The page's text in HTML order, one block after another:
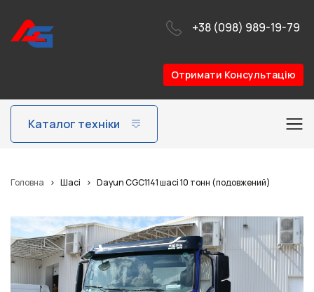
+38 (098) 989-19-79
Отримати Консультацію
Каталог техніки
Головна > Шасі > Dayun CGC1141 шасі 10 тонн (подовжений)